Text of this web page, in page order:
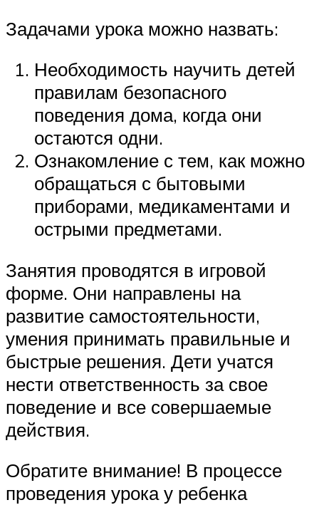
Задачами урока можно назвать:
Необходимость научить детей
правилам безопасного
поведения дома, когда они
остаются одни.
Ознакомление с тем, как можно
обращаться с бытовыми
приборами, медикаментами и
острыми предметами.
Занятия проводятся в игровой
форме. Они направлены на
развитие самостоятельности,
умения принимать правильные и
быстрые решения. Дети учатся
нести ответственность за свое
поведение и все совершаемые
действия.
Обратите внимание! В процессе
проведения урока у ребенка